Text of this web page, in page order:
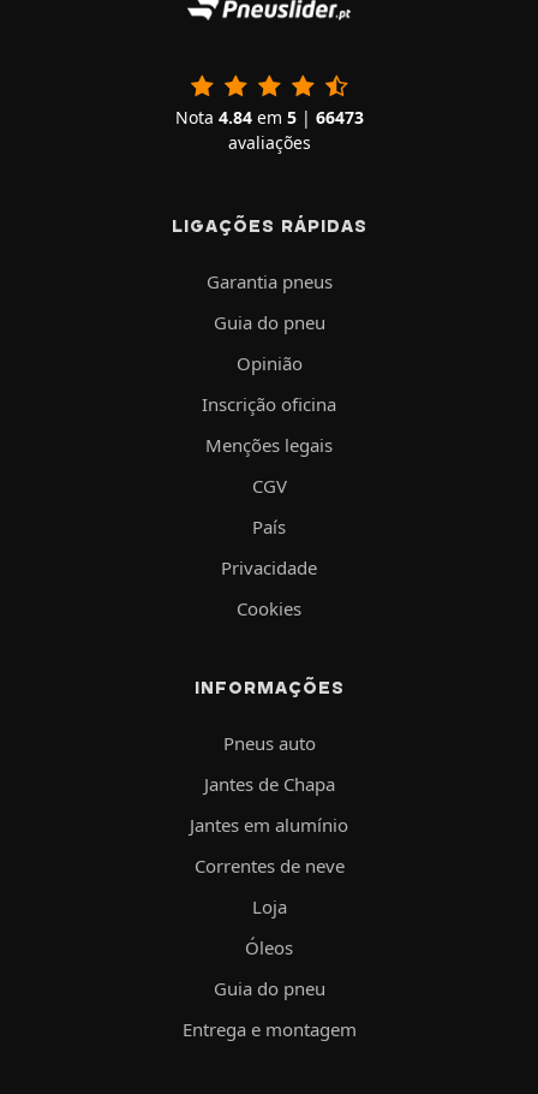
Nota 4.84em 5| 66473
avaliações
LIGAÇÕES RÁPIDAS
Garantia pneus
Guia do pneu
Opinião
Inscrição oficina
Menções legais
CGV
País
Privacidade
Cookies
INFORMAÇÕES
Pneus auto
Jantes de Chapa
Jantes em alumínio
Correntes de neve
Loja
Óleos
Guia do pneu
Entrega e montagem